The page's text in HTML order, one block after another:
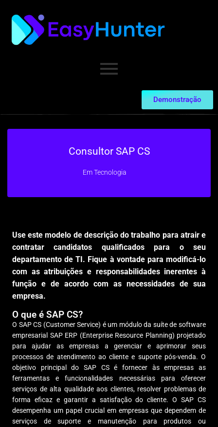
Demonstração
Consultor SAP CS
EmTecnologia
Use este modelo de descrição do trabalho para atrair e
contratar candidatos qualificados para o seu
departamento de TI. Fique à vontade para modificá-lo
com as atribuições e responsabilidades inerentes à
função e de acordo com as necessidades de sua
empresa.
O que é SAP CS?
O SAP CS (Customer Service) é um módulo da suíte de software
empresarial SAP ERP (Enterprise Resource Planning) projetado
para ajudar as empresas a gerenciar e aprimorar seus
processos de atendimento ao cliente e suporte pós-venda. O
objetivo principal do SAP CS é fornecer às empresas as
ferramentas e funcionalidades necessárias para oferecer
serviços de alta qualidade aos clientes, resolver problemas de
forma eficaz e garantir a satisfação do cliente. O SAP CS
desempenha um papel crucial em empresas que dependem de
serviços de suporte e manutenção para produtos ou